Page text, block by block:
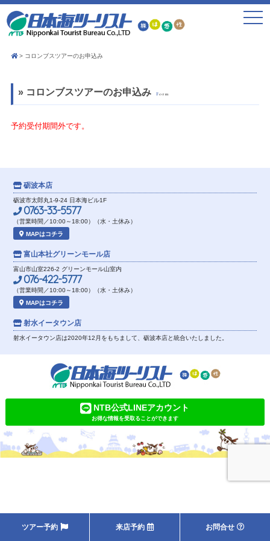
toggle
コロンブスツアーのお申込み
» コロンブスツアーのお申込み Form
予約受付期間外です。
砺波本店
砺波市太郎丸1-9-24 日本海ビル1F
0763-33-5577
（営業時間／10:00～18:00）（水・土休み）
MAPはコチラ
富山本社グリーンモール店
富山市山室226-2 グリーンモール山室内
076-422-5777
（営業時間／10:00～18:00）（水・土休み）
MAPはコチラ
射水イータウン店
射水イータウン店は2020年12月をもちまして、砺波本店と統合いたしました。
NTB公式LINEアカウント
お得な情報を受取ることができます
ツアー予約 来店予約 お問合せ